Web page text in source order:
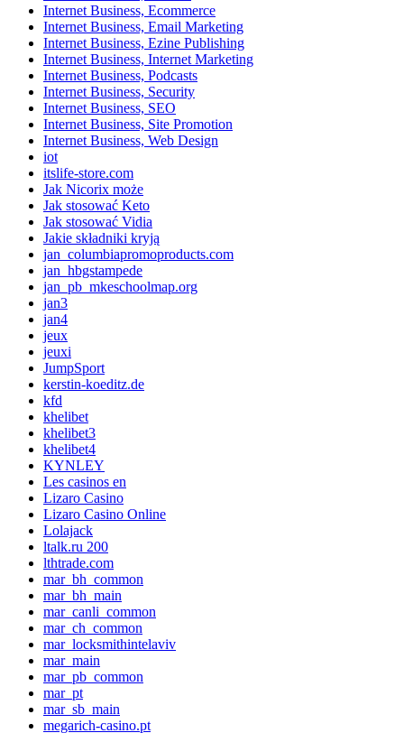
Internet Business, Ecommerce
Internet Business, Email Marketing
Internet Business, Ezine Publishing
Internet Business, Internet Marketing
Internet Business, Podcasts
Internet Business, Security
Internet Business, SEO
Internet Business, Site Promotion
Internet Business, Web Design
iot
itslife-store.com
Jak Nicorix może
Jak stosować Keto
Jak stosować Vidia
Jakie składniki kryją
jan_columbiapromoproducts.com
jan_hbgstampede
jan_pb_mkeschoolmap.org
jan3
jan4
jeux
jeuxi
JumpSport
kerstin-koeditz.de
kfd
khelibet
khelibet3
khelibet4
KYNLEY
Les casinos en
Lizaro Casino
Lizaro Casino Online
Lolajack
ltalk.ru 200
lthtrade.com
mar_bh_common
mar_bh_main
mar_canli_common
mar_ch_common
mar_locksmithintelaviv
mar_main
mar_pb_common
mar_pt
mar_sb_main
megarich-casino.pt